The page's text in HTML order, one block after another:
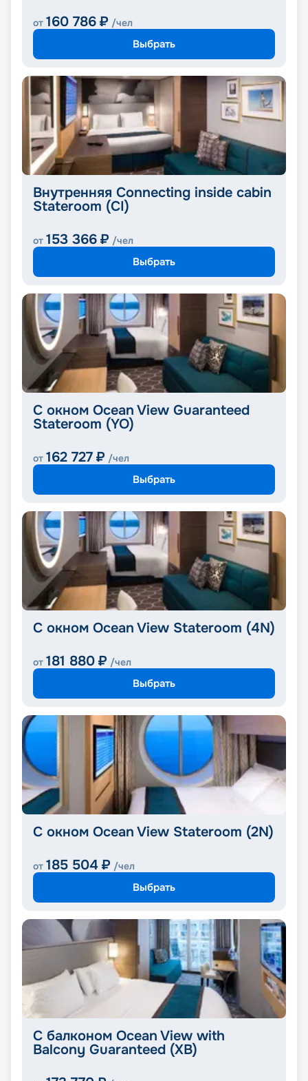
от 160 786 ₽ /чел
Выбрать
Внутренняя Connecting inside cabin
Stateroom (CI)
от 153 366 ₽ /чел
Выбрать
С окном Ocean View Guaranteed
Stateroom (YO)
от 162 727 ₽ /чел
Выбрать
С окном Ocean View Stateroom (4N)
от 181 880 ₽ /чел
Выбрать
С окном Ocean View Stateroom (2N)
от 185 504 ₽ /чел
Выбрать
С балконом Ocean View with
Balcony Guaranteed (XB)